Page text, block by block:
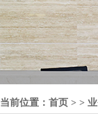
当前位置： 首页 > >